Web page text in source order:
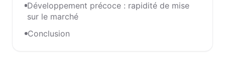
Développement précoce : rapidité de mise
sur le marché
Conclusion